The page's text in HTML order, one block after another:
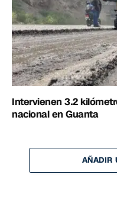
Intervienen 3.2
nacional en Guanta
AÑADIR